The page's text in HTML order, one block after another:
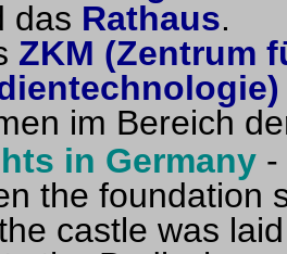
das Rathaus.
ZKM (Zentrum
im Bereich
in Germany -
the foundation
castle was